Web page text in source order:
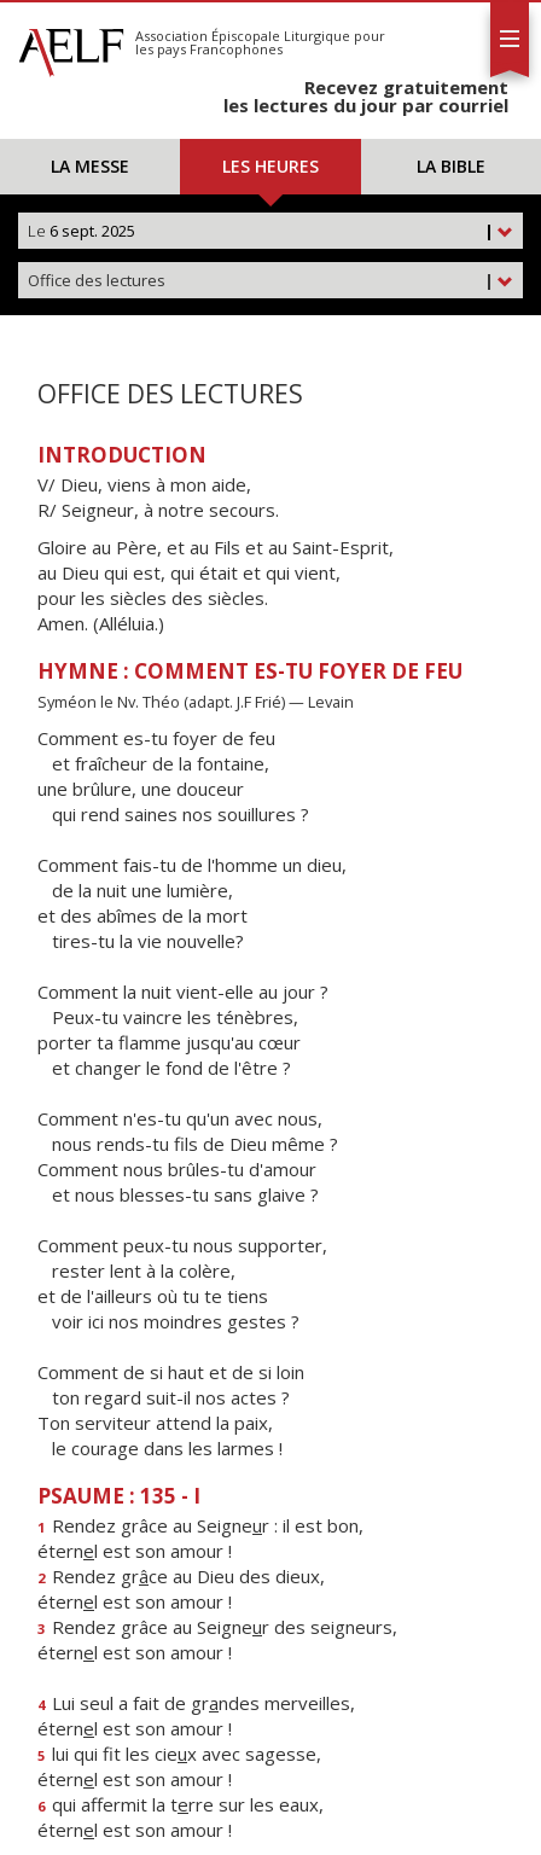
S'abonner
Calendrier
Association Épiscopale Liturgique pour
les pays Francophones
Recevez gratuitement
les lectures du jour par courriel
LA MESSE LES HEURES LA BIBLE
|
Le 6 sept. 2025
|
Office des lectures
OFFICE DES LECTURES
INTRODUCTION
V/ Dieu, viens à mon aide,
R/ Seigneur, à notre secours.
Gloire au Père, et au Fils et au Saint-Esprit,
au Dieu qui est, qui était et qui vient,
pour les siècles des siècles.
Amen. (Alléluia.)
HYMNE : COMMENT ES-TU FOYER DE FEU
Syméon le Nv. Théo (adapt. J.F Frié) — Levain
Comment es-tu foyer de feu
et fraîcheur de la fontaine,
une brûlure, une douceur
qui rend saines nos souillures ?
Comment fais-tu de l'homme un dieu,
de la nuit une lumière,
et des abîmes de la mort
tires-tu la vie nouvelle?
Comment la nuit vient-elle au jour ?
Peux-tu vaincre les ténèbres,
porter ta flamme jusqu'au cœur
et changer le fond de l'être ?
Comment n'es-tu qu'un avec nous,
nous rends-tu fils de Dieu même ?
Comment nous brûles-tu d'amour
et nous blesses-tu sans glaive ?
Comment peux-tu nous supporter,
rester lent à la colère,
et de l'ailleurs où tu te tiens
voir ici nos moindres gestes ?
Comment de si haut et de si loin
ton regard suit-il nos actes ?
Ton serviteur attend la paix,
le courage dans les larmes !
PSAUME : 135 - I
1 Rendez grâce au Seigneur : il est bon,
éternel est son amour !
2 Rendez grâce au Dieu des dieux,
éternel est son amour !
3 Rendez grâce au Seigneur des seigneurs,
éternel est son amour !
4 Lui seul a fait de grandes merveilles,
éternel est son amour !
5 lui qui fit les cieux avec sagesse,
éternel est son amour !
6 qui affermit la terre sur les eaux,
éternel est son amour !